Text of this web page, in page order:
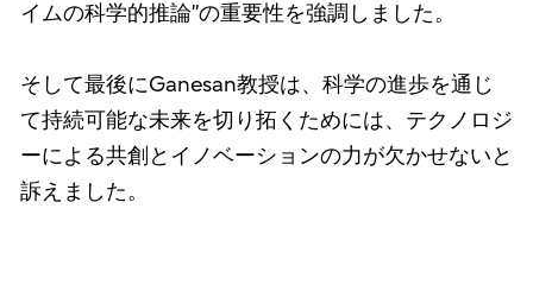
イムの科学的推論”の重要性を強調しました。
そして最後にGanesan教授は、科学の進歩を通じ
て持続可能な未来を切り拓くためには、テクノロジ
ーによる共創とイノベーションの力が欠かせないと
訴えました。